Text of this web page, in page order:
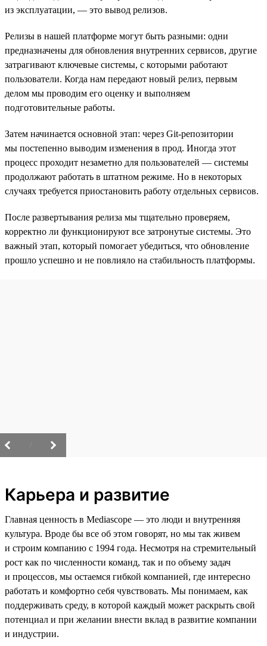
из эксплуатации, — это вывод релизов.
Релизы в нашей платформе могут быть разными: одни
предназначены для обновления внутренних сервисов, другие
затрагивают ключевые системы, с которыми работают
пользователи. Когда нам передают новый релиз, первым
делом мы проводим его оценку и выполняем
подготовительные работы.
Затем начинается основной этап: через Git-репозитории
мы постепенно выводим изменения в прод. Иногда этот
процесс проходит незаметно для пользователей — системы
продолжают работать в штатном режиме. Но в некоторых
случаях требуется приостановить работу отдельных сервисов.
После развертывания релиза мы тщательно проверяем,
корректно ли функционируют все затронутые системы. Это
важный этап, который помогает убедиться, что обновление
прошло успешно и не повлияло на стабильность платформы.
Карьера и развитие
Главная ценность в Mediascope — это люди и внутренняя
культура. Вроде бы все об этом говорят, но мы так живем
и строим компанию с 1994 года. Несмотря на стремительный
рост как по численности команд, так и по объему задач
и процессов, мы остаемся гибкой компанией, где интересно
работать и комфортно себя чувствовать. Мы понимаем, как
поддерживать среду, в которой каждый может раскрыть свой
потенциал и при желании внести вклад в развитие компании
и индустрии.